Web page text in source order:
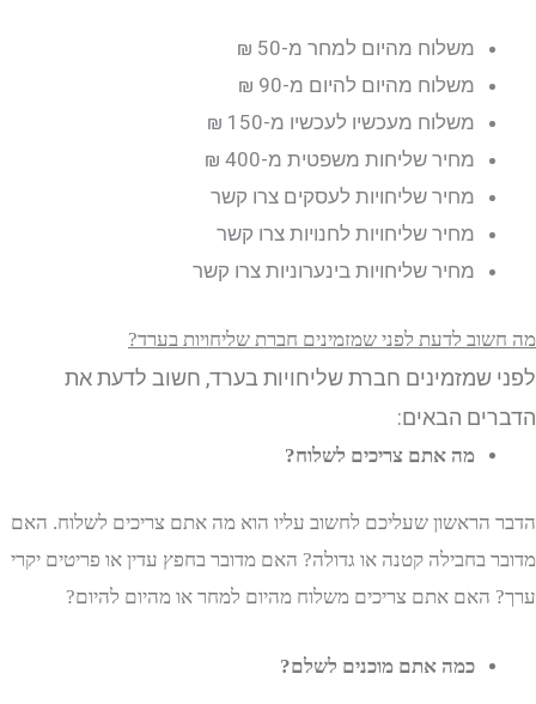
משלוח מהיום למחרמ-50 ₪
משלוח מהיום להיוםמ-90 ₪
משלוח מעכשיו לעכשיומ-150 ₪
מחיר שליחות משפטיתמ-400 ₪
מחיר שליחויות לעסקיםצרו קשר
מחיר שליחויות לחנויותצרו קשר
מחיר שליחויות בינערוניותצרו קשר
לדעת לפני שמזמינים חברת שליחויות בערד?
שמזמינים חברת שליחויות בערד, חשוב לדעת את
הבאים:
מה אתם צריכים לשלוח?
שעליכם לחשוב עליו הוא מה אתם צריכים לשלוח. האם
בחבילה קטנה או גדולה? האם מדובר בחפץ עדין או פריטים יקרי
אתם צריכים משלוח מהיום למחר או מהיום להיום?
כמה אתם מוכנים לשלם?